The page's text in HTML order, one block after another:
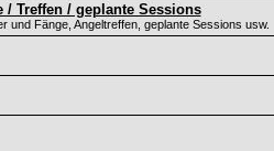
Treffen / geplante Sessions
und Fänge, Angeltreffen, geplante Sessions usw.